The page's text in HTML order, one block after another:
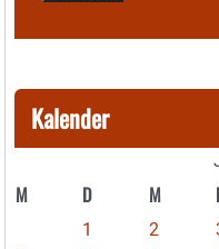
Kalender
M D M
1 2